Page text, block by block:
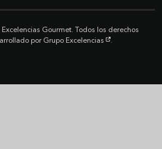
Gourmet. Todos los derechos
por Grupo Excelencias .